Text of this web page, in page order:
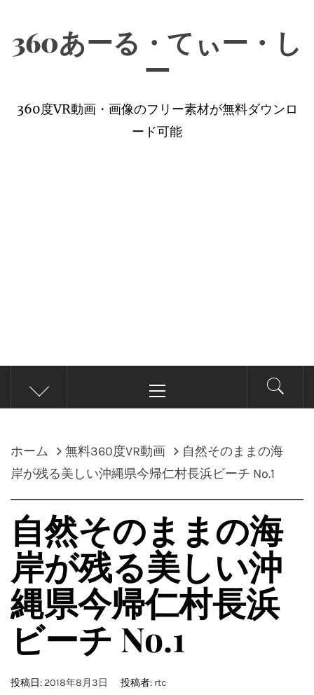
360あーる・てぃー・し
ー
360度VR動画・画像のフリー素材が無料ダウンロ
ード可能
イ
ン
ニ
ュ
ホーム 無料360度VR動画
自然そのままの海
岸が残る美しい沖縄県今帰仁村長浜ビーチ No.1
自然そのままの海
岸が残る美しい沖
縄県今帰仁村長浜
ビーチ No.1
投稿日: 2018年8月3日 投稿者: rtc